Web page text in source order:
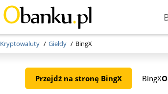
Kryptowaluty Giełdy BingX
Przejdź na stronę BingX BingX